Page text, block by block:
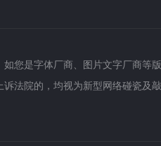
您是字体厂商、图片文字厂商等
法院的，均视为新型网络碰瓷及